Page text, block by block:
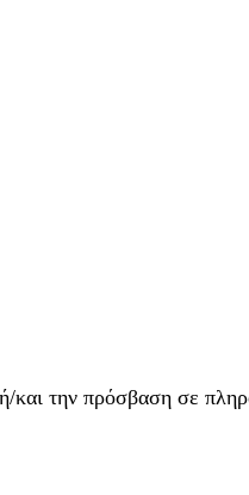
και την πρόσβαση σε